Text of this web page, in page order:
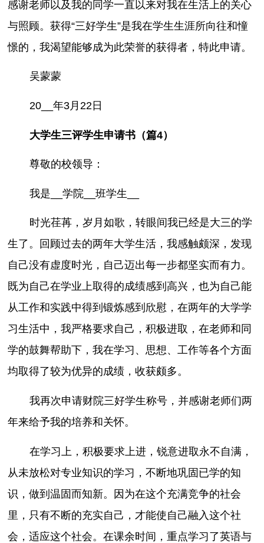
感谢老师以及我的同学一直以来对我在生活上的关心
与照顾。获得“三好学生”是我在学生生涯所向往和憧
憬的，我渴望能够成为此荣誉的获得者，特此申请。
吴蒙蒙
20__年3月22日
大学生三评学生申请书（篇4）
尊敬的校领导：
我是__学院__班学生__
时光荏苒，岁月如歌，转眼间我已经是大三的学
生了。回顾过去的两年大学生活，我感触颇深，发现
自己没有虚度时光，自己迈出每一步都坚实而有力。
既为自己在学业上取得的成绩感到高兴，也为自己能
从工作和实践中得到锻炼感到欣慰，在两年的大学学
习生活中，我严格要求自己，积极进取，在老师和同
学的鼓舞帮助下，我在学习、思想、工作等各个方面
均取得了较为优异的成绩，收获颇多。
我再次申请财院三好学生称号，并感谢老师们两
年来给予我的培养和关怀。
在学习上，积极要求上进，锐意进取永不自满，
从未放松对专业知识的学习，不断地巩固已学的知
识，做到温固而知新。因为在这个充满竞争的社会
里，只有不断的充实自己，才能使自己融入这个社
会，适应这个社会。在课余时间，重点学习了英语与